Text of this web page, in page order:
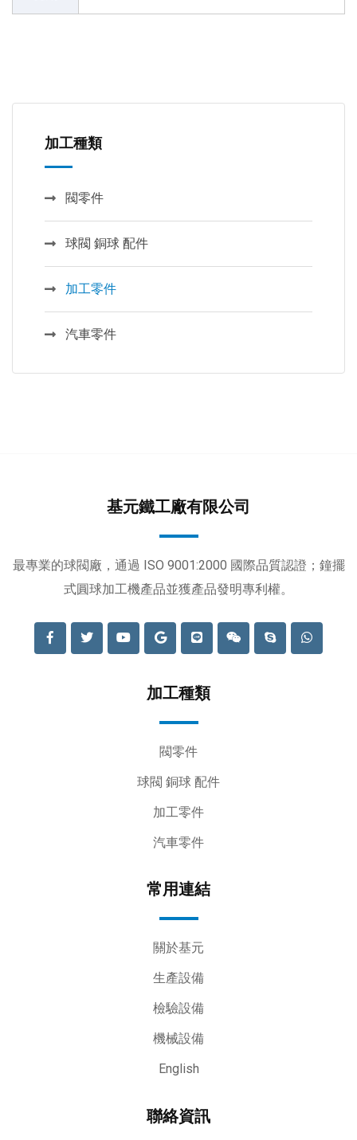
加工種類
閥零件
球閥 銅球 配件
加工零件
汽車零件
基元鐵工廠有限公司
最專業的球閥廠，通過 ISO 9001:2000 國際品質認證；鐘擺
式圓球加工機產品並獲產品發明專利權。
加工種類
閥零件
球閥 銅球 配件
加工零件
汽車零件
常用連結
關於基元
生產設備
檢驗設備
機械設備
English
聯絡資訊